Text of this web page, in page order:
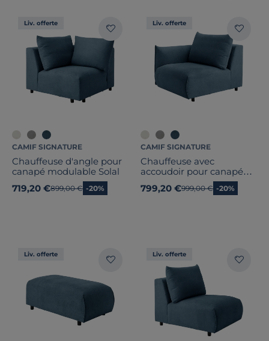
Liv. offerte
CAMIF SIGNATURE
Chauffeuse d'angle pour
canapé modulable Solal
719,20 €Ancien prix
899,00 € -20%
Liv. offerte
CAMIF SIGNATURE
Chauffeuse avec
accoudoir pour canapé
modulable tissu Solal
799,20 €Ancien prix
999,00 € -20%
Liv. offerte Liv. offerte